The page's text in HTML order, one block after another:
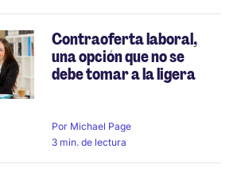
Contraoferta laboral,
una opción que no se
debe tomar a la ligera
Por Michael Page
3 min. de lectura